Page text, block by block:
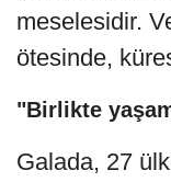
meselesidir.
ötesinde,
"Birlikte
Galada, 27